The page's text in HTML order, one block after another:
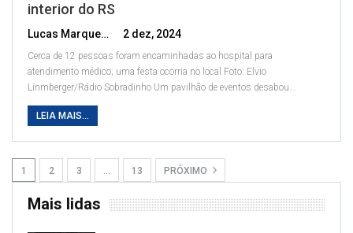
interior do RS
Lucas Marques 2 dez, 2024
Cerca de 12 pessoas foram encaminhadas ao hospital para
atendimento médico; uma festa ocorria no local Foto: Elvio
Linmberger/Rádio Sobradinho Um pavilhão de eventos desabou…
LEIA MAIS...
1 2 3 … 13 PRÓXIMO
Mais lidas